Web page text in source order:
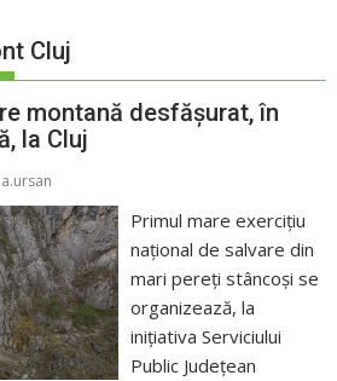
Cluj
montană desfășurat, în
la Cluj
Primul mare exercițiu
național de salvare din
mari pereți stâncoși se
organizează, la
inițiativa Serviciului
Public Județean